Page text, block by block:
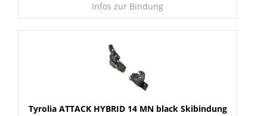
Infos zur Bindung
Tyrolia ATTACK HYBRID 14 MN black Skibindung